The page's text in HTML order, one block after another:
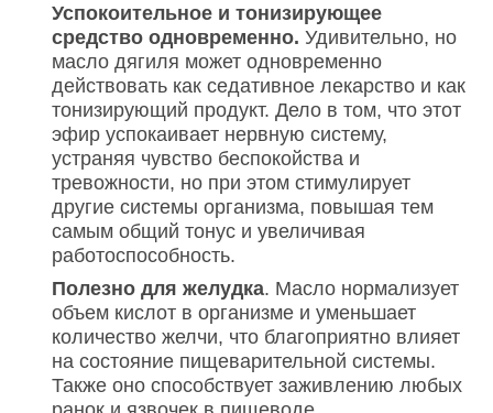
Успокоительное и тонизирующее
средство одновременно. Удивительно, но
масло дягиля может одновременно
действовать как седативное лекарство и как
тонизирующий продукт. Дело в том, что этот
эфир успокаивает нервную систему,
устраняя чувство беспокойства и
тревожности, но при этом стимулирует
другие системы организма, повышая тем
самым общий тонус и увеличивая
работоспособность.
Полезно для желудка. Масло нормализует
объем кислот в организме и уменьшает
количество желчи, что благоприятно влияет
на состояние пищеварительной системы.
Также оно способствует заживлению любых